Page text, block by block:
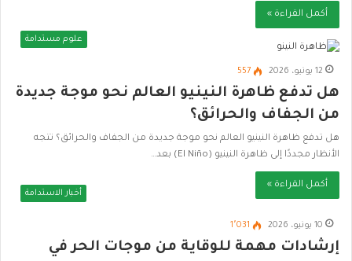
أكمل القراءة »
علوم مستدامة
12 يونيو، 2026 557
هل تدفع ظاهرة النينيو العالم نحو موجة جديدة
من الجفاف والحرائق؟
هل تدفع ظاهرة النينيو العالم نحو موجة جديدة من الجفاف والحرائق؟ تتجه
الأنظار مجددًا إلى ظاهرة النينيو (El Niño) بعد…
أكمل القراءة »
أخبار الاستدامة
10 يونيو، 2026 1٬031
إرشادات مهمة للوقاية من موجات الحر في